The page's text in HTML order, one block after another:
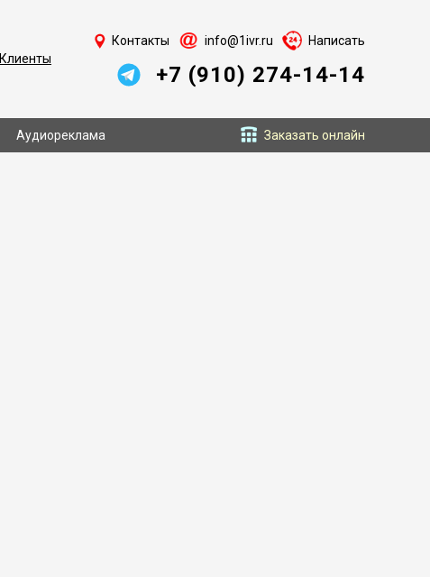
Клиенты
Контакты info@1ivr.ru Написать
+7 (910) 274-14-14
Аудиореклама Заказать онлайн